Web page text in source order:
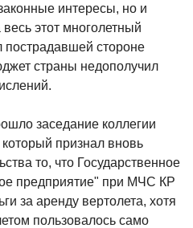
интересы, но и
весь этот многолетный
пострадавшей стороне
страны недополучил
заседание коллегии
признал вновь
то, что Государственное
предприятие" при МЧС КР
за аренду вертолета, хотя
пользовалось само